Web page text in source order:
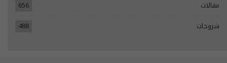
مقالات
656
شروحات
488